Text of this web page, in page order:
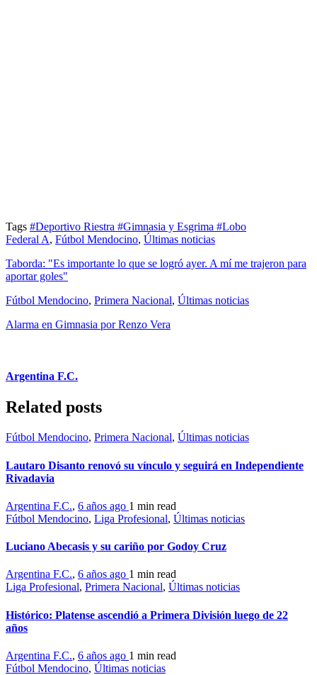
Tags #Deportivo Riestra #Gimnasia y Esgrima #Lobo
Federal A, Fútbol Mendocino, Últimas noticias
Taborda: "Es importante lo que se logró ayer. A mí me trajeron para
aportar goles"
Fútbol Mendocino, Primera Nacional, Últimas noticias
Alarma en Gimnasia por Renzo Vera
Argentina F.C.
Related posts
Fútbol Mendocino, Primera Nacional, Últimas noticias
Lautaro Disanto renovó su vínculo y seguirá en Independiente
Rivadavia
Argentina F.C., 6 años ago 1 min read
Fútbol Mendocino, Liga Profesional, Últimas noticias
Luciano Abecasis y su cariño por Godoy Cruz
Argentina F.C., 6 años ago 1 min read
Liga Profesional, Primera Nacional, Últimas noticias
Histórico: Platense ascendió a Primera División luego de 22
años
Argentina F.C., 6 años ago 1 min read
Fútbol Mendocino, Últimas noticias